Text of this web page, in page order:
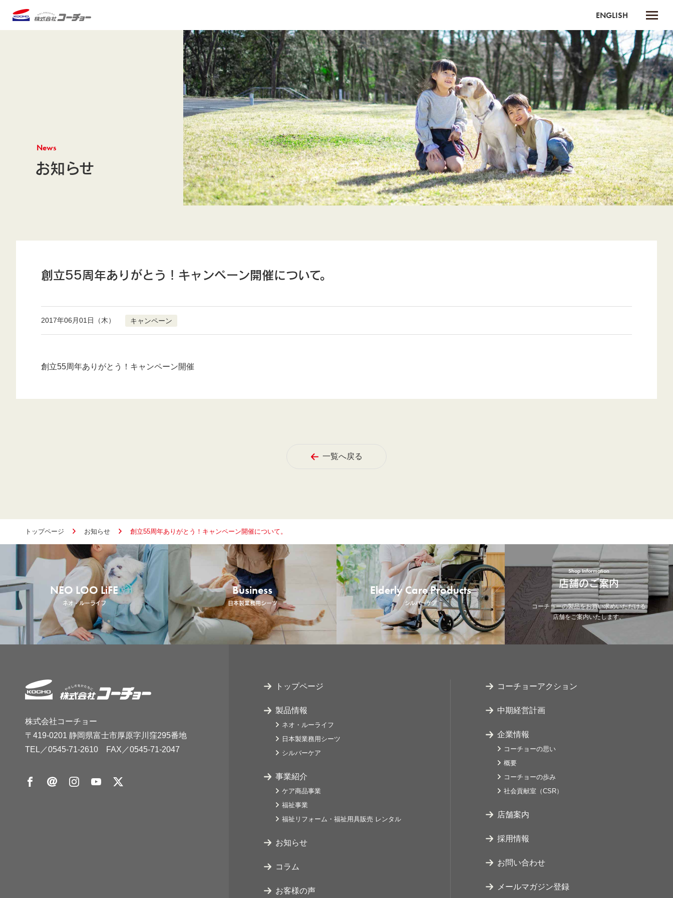
ENGLISH
News
お知らせ
創立55周年ありがとう！キャンペーン開催について。
2017年06月01日（木） キャンペーン
創立55周年ありがとう！キャンペーン開催
一覧へ戻る
トップページ お知らせ 創立55周年ありがとう！キャンペーン開催について。
NEO LOO LiFE
ネオ・ルーライフ
Business
日本製業務用シーツ
Elderly Care Products
シルバーケア
Shop Information
店舗のご案内
コーチョーの製品をお買い求めいただける
店舗をご案内いたします。
トップページ
製品情報
ネオ・ルーライフ
日本製業務用シーツ
シルバーケア
事業紹介
ケア商品事業
福祉事業
福祉リフォーム・福祉用具販売 レンタル
お知らせ
コラム
お客様の声
コーチョーアクション
中期経営計画
企業情報
コーチョーの思い
概要
コーチョーの歩み
社会貢献室（CSR）
店舗案内
採用情報
お問い合わせ
メールマガジン登録
株式会社コーチョー
〒419-0201 静岡県富士市厚原字川窪295番地
TEL／0545-71-2610 FAX／0545-71-2047